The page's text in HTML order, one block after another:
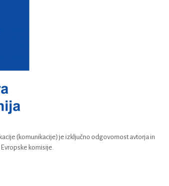
(komunikacije) je izključno odgovornost avtorja in
komisije.